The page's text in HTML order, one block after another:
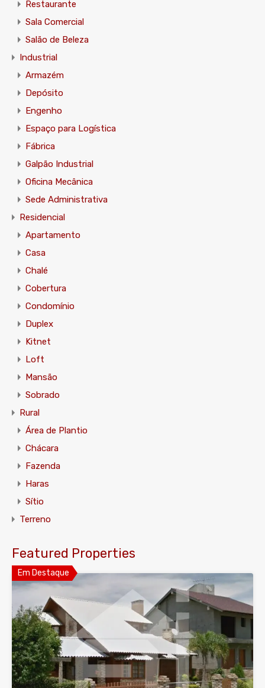
Restaurante
Sala Comercial
Salão de Beleza
Industrial
Armazém
Depósito
Engenho
Espaço para Logística
Fábrica
Galpão Industrial
Oficina Mecânica
Sede Administrativa
Residencial
Apartamento
Casa
Chalé
Cobertura
Condomínio
Duplex
Kitnet
Loft
Mansão
Sobrado
Rural
Área de Plantio
Chácara
Fazenda
Haras
Sítio
Terreno
Featured Properties
Em Destaque